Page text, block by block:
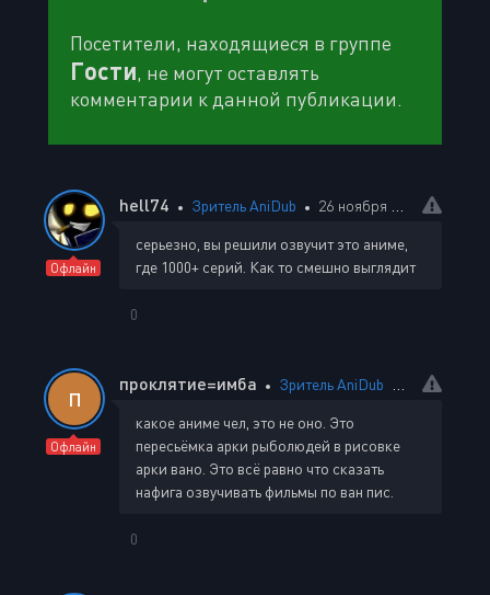
Посетители, находящиеся в группе
Гости, не могут оставлять
комментарии к данной публикации.
Офлайн
hell74 Зритель AniDub 26 ноября 2024 02:30
серьезно, вы решили озвучит это аниме,
где 1000+ серий. Как то смешно выглядит
0
П
Офлайн
проклятие=имба Зритель AniDub 23
какое аниме чел, это не оно. Это
пересьёмка арки рыболюдей в рисовке
арки вано. Это всё равно что сказать
нафига озвучивать фильмы по ван пис.
0